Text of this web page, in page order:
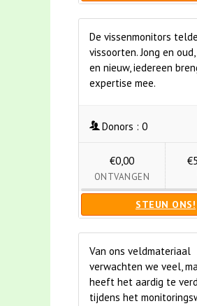
De vissenmonitors
vissoorten. Jong en
en nieuw, iedereen
expertise mee.
Donors : 0
€0,00
ONTVANGEN
STEUN ONS!
Van ons veldmateriaal
verwachten we veel,
heeft het aardig te
tijdens het